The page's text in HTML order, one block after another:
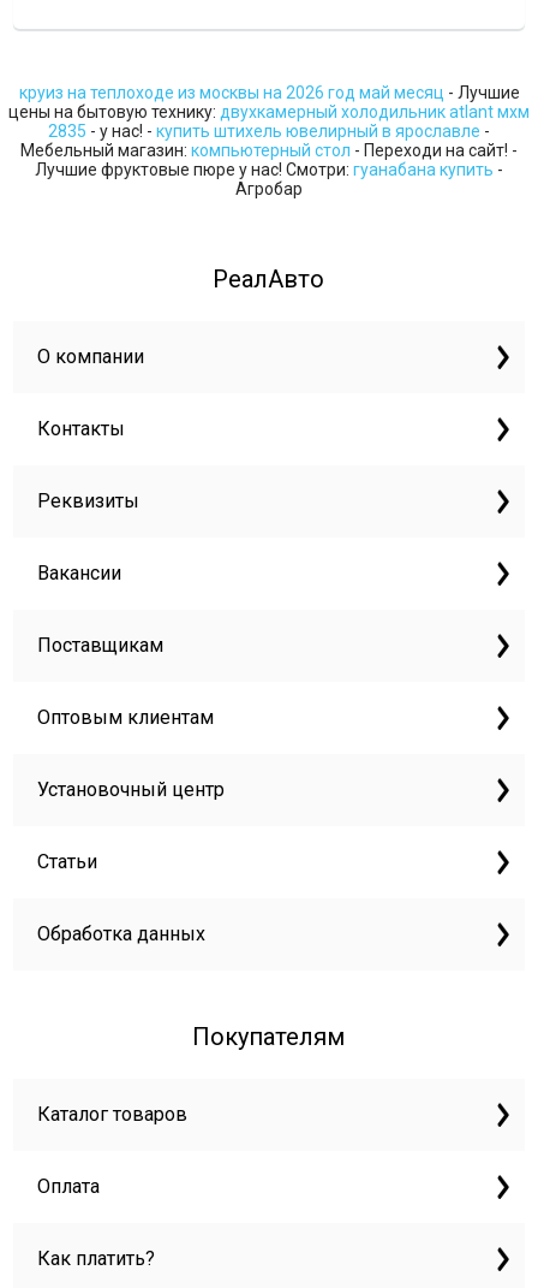
круиз на теплоходе из москвы на 2026 год май месяц - Лучшие
цены на бытовую технику: двухкамерный холодильник atlant мхм
2835 - у нас! - купить штихель ювелирный в ярославле -
Мебельный магазин: компьютерный стол - Переходи на сайт! -
Лучшие фруктовые пюре у нас! Смотри: гуанабана купить -
Агробар
РеалАвто
О компании
Контакты
Реквизиты
Вакансии
Поставщикам
Оптовым клиентам
Установочный центр
Статьи
Обработка данных
Покупателям
Каталог товаров
Оплата
Как платить?